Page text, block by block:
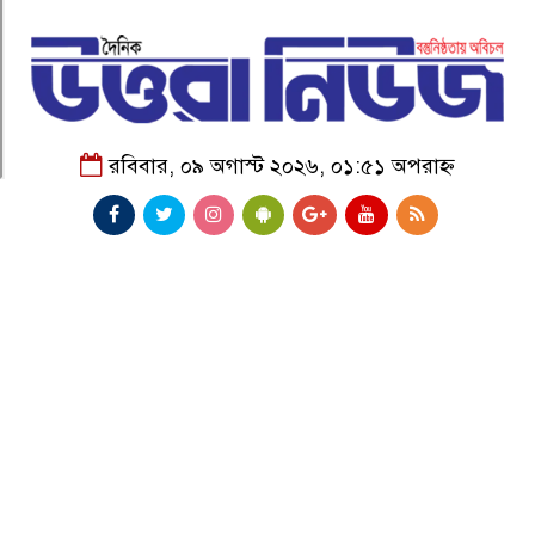
রবিবার, ০৯ অগাস্ট ২০২৬, ০১:৫১ অপরাহ্ন